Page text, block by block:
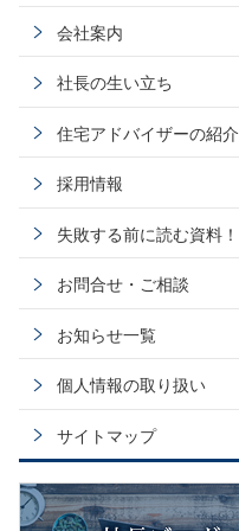
会社案内
社長の生い立ち
住宅アドバイザーの紹介
採用情報
失敗する前に読む資料！
お問合せ・ご相談
お知らせ一覧
個人情報の取り扱い
サイトマップ